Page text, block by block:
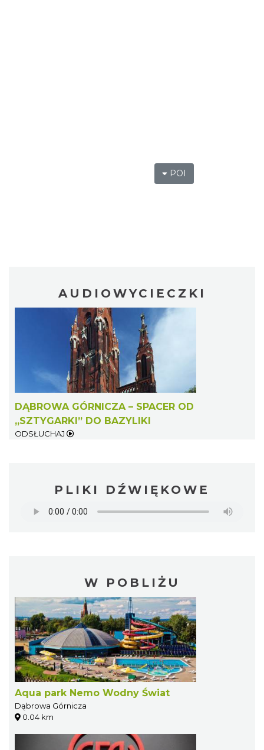
POI
AUDIOWYCIECZKI
DĄBROWA GÓRNICZA – SPACER OD
„SZTYGARKI” DO BAZYLIKI
ODSŁUCHAJ
PLIKI DŹWIĘKOWE
W POBLIŻU
Aqua park Nemo Wodny Świat
Dąbrowa Górnicza
0.04 km